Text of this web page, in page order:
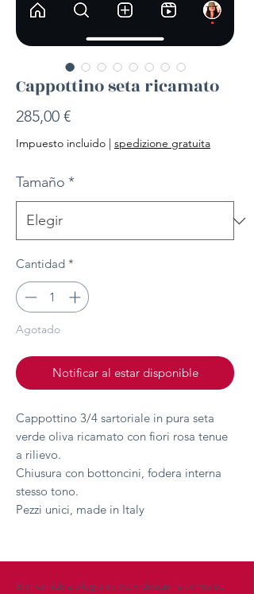
Cappottino seta ricamato
285,00 €Precio
Impuesto incluido | spedizione gratuita
Tamaño *
Cantidad *
Agotado
Notificar al estar disponible
Cappottino 3/4 sartoriale in pura seta
verde oliva ricamato con fiori rosa tenue
a rilievo.
Chiusura con bottoncini, fodera interna
stesso tono.
Pezzi unici, made in Italy
Bienvenido a allegra eclectic design, la tienda de